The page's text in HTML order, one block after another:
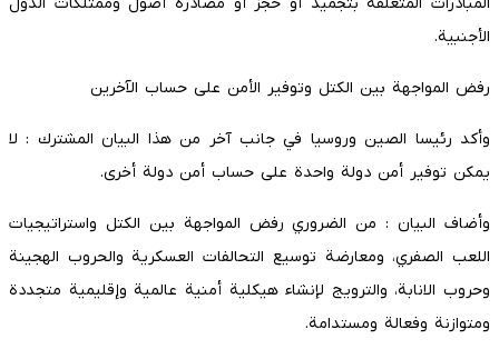
الأجنبية.
رفض المواجهة بين الكتل وتوفير الأمن على حساب الآخرين
وأكد رئيسا الصين وروسيا في جانب آخر من هذا البيان المشترك : لا
يمكن توفير أمن دولة واحدة على حساب أمن دولة أخرى.
وأضاف البيان : من الضروري رفض المواجهة بين الكتل واستراتيجيات
اللعب الصفري، ومعارضة توسيع التحالفات العسكرية والحروب الهجينة
وحروب الانابة، والترويج لإنشاء هيكلية أمنية عالمية وإقليمية متجددة
ومتوازنة وفعالة ومستدامة.